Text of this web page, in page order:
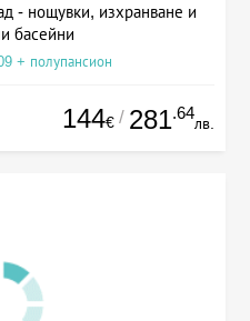
- нощувки, изхранване и
басейни
+ полупансион
144€ / 281.64
лв.